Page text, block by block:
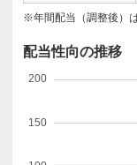
年間配当（調整後）
配当性向の推移